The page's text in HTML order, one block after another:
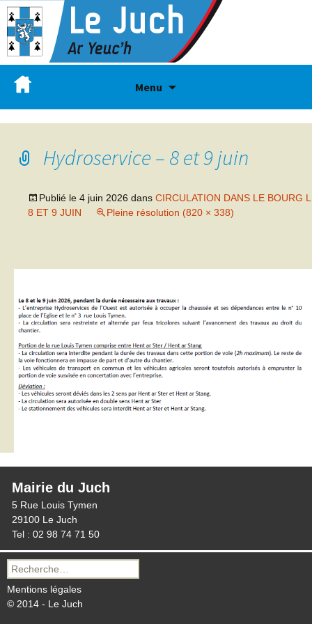
Menu
Hydroservice – 8 et 9 juin
Publié le 4 juin 2026 dans CIRCULATION DANS LE BOURG
8 ET 9 JUIN
Pleine résolution (820 × 338)
Mairie du Juch
5 Rue Louis Tymen
29100 Le Juch
Tel : 02 98 74 71 50
Recherche
pour :
Mentions légales
© 2014 - Le Juch